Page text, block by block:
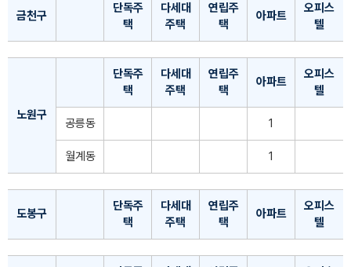
금천구
단독주
택
다세대
주택
연립주
택
아파트
오피스
텔
노원구
단독주
택
다세대
주택
연립주
택
아파트
오피스
텔
공릉동 1
월계동 1
도봉구
단독주
택
다세대
주택
연립주
택
아파트
오피스
텔